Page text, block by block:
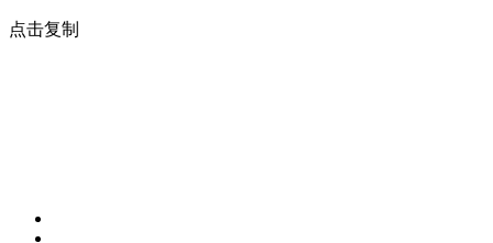
点击复制